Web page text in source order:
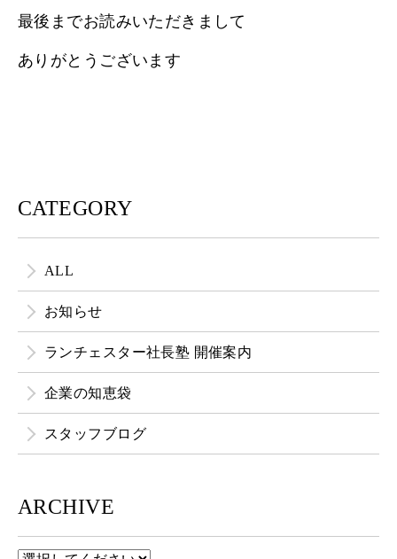
最後までお読みいただきまして
ありがとうございます
CATEGORY
ALL
お知らせ
ランチェスター社長塾 開催案内
企業の知恵袋
スタッフブログ
ARCHIVE